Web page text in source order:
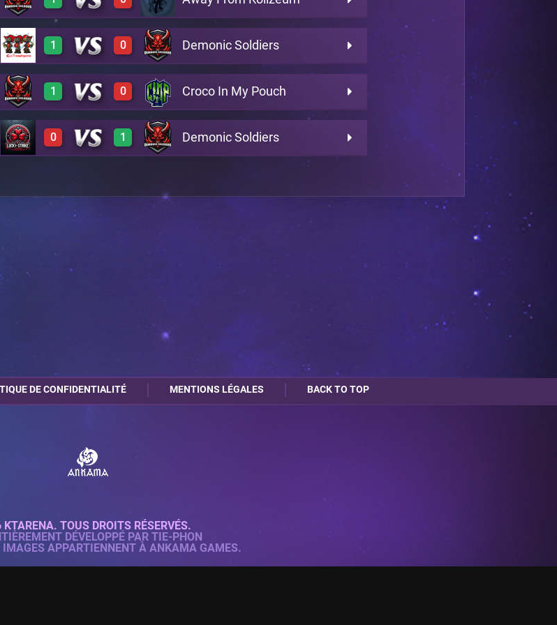
0 A36 1
1 A40 0
1 Demonic Soldiers
0
1 A27 0
1 Croco In My Pouch
0
1 A1 0
0 Demonic Soldiers
1
DE CONFIDENTIALITÉ MENTIONS LÉGALES BACK TO TOP
TOUS DROITS RÉSERVÉS.
DÉVELOPPÉ PAR TIE-PHON
IMAGES APPARTIENNENT À ANKAMA GAMES.